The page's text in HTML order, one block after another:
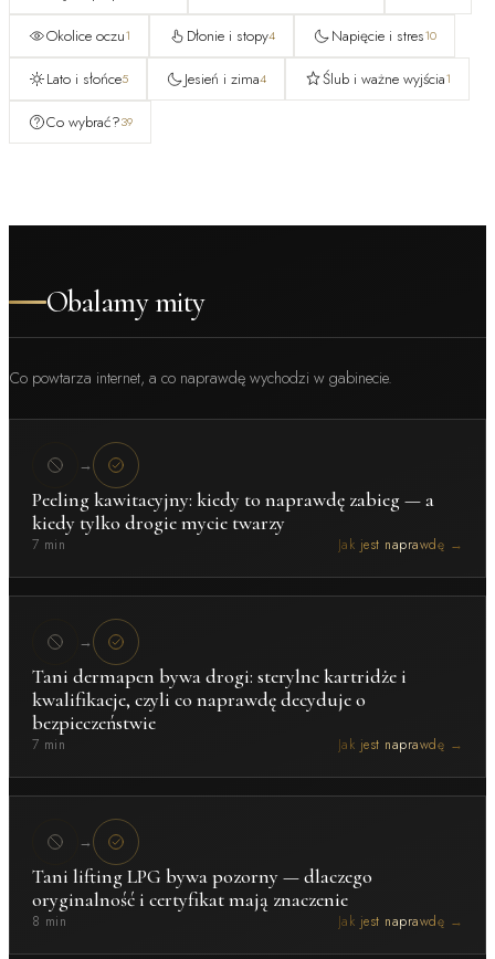
Okolice oczu1 Dłonie i stopy4 Napięcie i stres10
Lato i słońce5 Jesień i zima4 Ślub i ważne wyjścia1
Co wybrać?39
Obalamy mity
Co powtarza internet, a co naprawdę wychodzi w gabinecie.
→
Peeling kawitacyjny: kiedy to naprawdę zabieg — a
kiedy tylko drogie mycie twarzy
7 min Jak jest naprawdę →
→
Tani dermapen bywa drogi: sterylne kartridże i
kwalifikacje, czyli co naprawdę decyduje o
bezpieczeństwie
7 min Jak jest naprawdę →
→
Tani lifting LPG bywa pozorny — dlaczego
oryginalność i certyfikat mają znaczenie
8 min Jak jest naprawdę →